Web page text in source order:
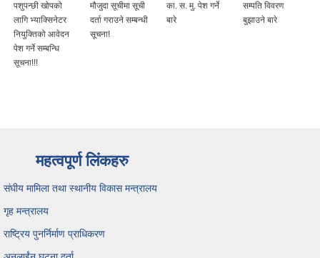
पशुपन्छी खोपको
लागि भ्याक्सिनेटर
नियुक्तिको आवेदन
पेश गर्ने सम्बन्धि
सूचना!!!
मौजुदा सूचीमा सूची
दर्ता गराउने सम्बन्धी
सूचना!
का. स. मु. पेश गर्ने
बारे
सम्पति विवरण
बुझाउने बारे
महत्वपूर्ण लिंकहरु
संघीय मामिला तथा स्थानीय विकास मन्त्रालय
गृह मन्त्रालय
राष्ट्रिय पुनर्निर्माण प्राधिकरण